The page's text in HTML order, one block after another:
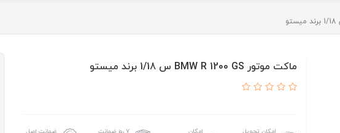
ماکت موتور BMW R 1200 GS س 1/18 برند ميستو